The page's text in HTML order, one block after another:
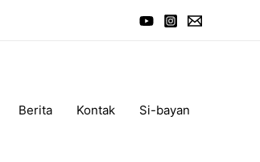
Berita Kontak Si-bayan